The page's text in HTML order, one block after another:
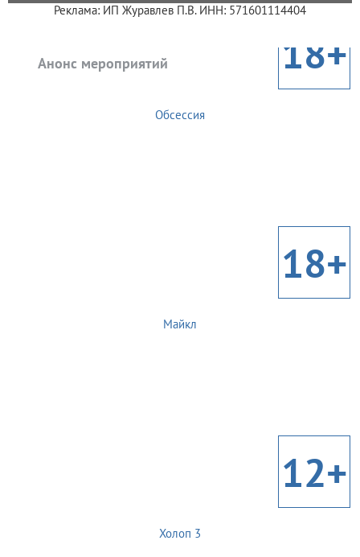
Реклама: ИП Журавлев П.В. ИНН: 571601114404
Анонс мероприятий 18+
Обсессия
18+
Майкл
12+
Холоп 3